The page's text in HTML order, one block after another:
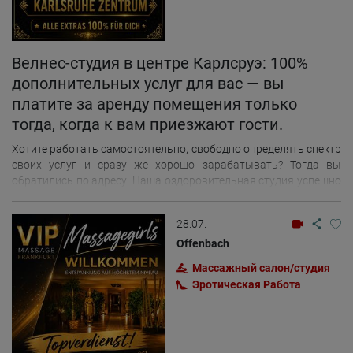
Велнес-студия в центре Карлсруэ: 100%
дополнительных услуг для вас — вы
платите за аренду помещения только
тогда, когда к вам приезжают гости.
Хотите работать самостоятельно, свободно определять спектр
своих услуг и сразу же хорошо зарабатывать? Тогда вы
обратились по адресу! Наша оздоровительная студия успешно
довольных постоянных клиентов. Вы можете приехать и
начать работу немедленно. Ваши преимущества с нами: 100%
дополнительных услуг принадлежат вам, и вы сами
определяете спектр своих услуг. Давно существующая студия
Много довольных постоянных клиентов Ваши записи
бронируются автоматически Бесплатная реклама на
различных порталах Бесплатный Wi-Fi Бесплатная стиральная
машина и сушилка Бесплатное проживание Встреча на
вокзале включена в стоимость и предоставляется по желанию
28.07.
Offenbach
Массажный салон/студия
Эротическая Pабота